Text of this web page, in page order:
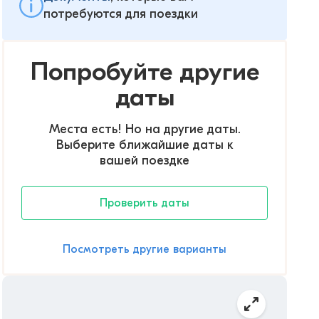
потребуются для поездки
Попробуйте другие
даты
Места есть! Но на другие даты.
Выберите ближайшие даты к
вашей поездке
Проверить даты
Посмотреть другие варианты